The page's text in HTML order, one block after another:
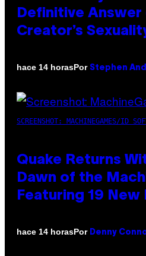
Definitive Answer
Creator’s
hace 14 horasPor Stephen
SCREENSHOT: MACHINEGAMES/ID
Quake Returns
Dawn of the
Featuring 19 New
hace 14 horasPor Denny